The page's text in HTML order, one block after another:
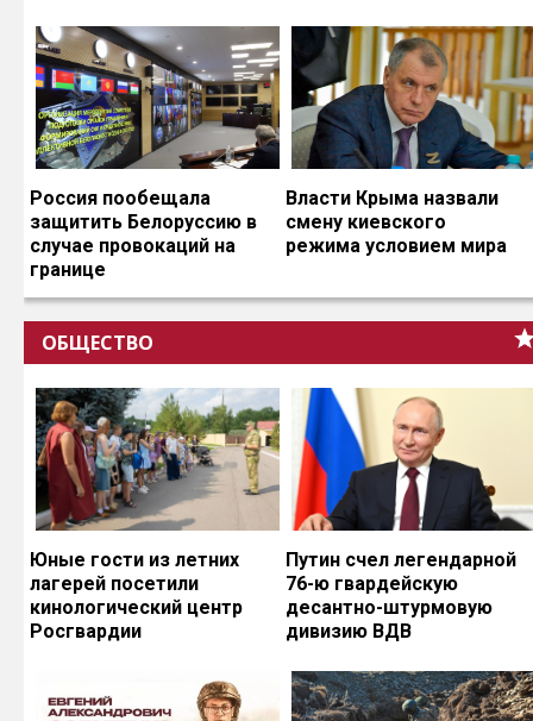
Россия пообещала
защитить Белоруссию в
случае провокаций на
границе
Власти Крыма назвали
смену киевского
режима условием мира
ОБЩЕСТВО
Юные гости из летних
лагерей посетили
кинологический центр
Росгвардии
Путин счел легендарной
76-ю гвардейскую
десантно-штурмовую
дивизию ВДВ